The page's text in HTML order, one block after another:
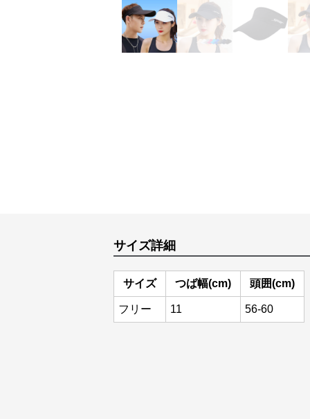
サイズ詳細
サイズ つば幅(cm) 頭囲(cm)
フリー 11 56-60